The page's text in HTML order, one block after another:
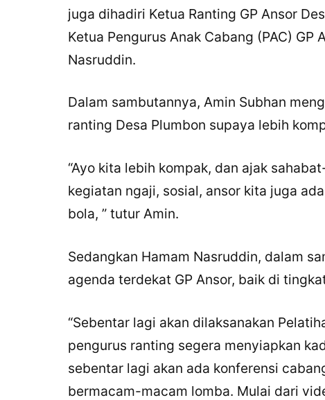
juga dihadiri Ketua Ranting GP Ansor
Ketua Pengurus Anak Cabang (PAC) GP
Nasruddin.
Dalam sambutannya, Amin Subhan
ranting Desa Plumbon supaya lebih
“Ayo kita lebih kompak, dan ajak
kegiatan ngaji, sosial, ansor kita juga
bola, ” tutur Amin.
Sedangkan Hamam Nasruddin, dalam
agenda terdekat GP Ansor, baik di
“Sebentar lagi akan dilaksanakan
pengurus ranting segera menyiapkan
sebentar lagi akan ada konferensi
bermacam-macam lomba. Mulai dari
Bagikan Tulisan Ini
LinkedIn